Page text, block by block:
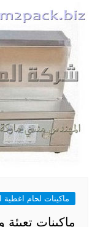
ماكينات لحام
ماكينات تعبئة